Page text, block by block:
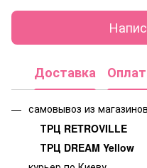
Доставка
самовывоз из
ТРЦ RETROVILLE
ТРЦ DREAM Yellow